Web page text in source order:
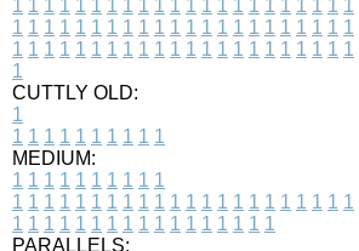
1 1 1 1 1 1 1 1 1 1 1 1 1 1 1 1 1 1 1 1 1 1
1 1 1 1 1 1 1 1 1 1 1 1 1 1 1 1 1 1 1 1 1 1
1 1 1 1 1 1 1 1 1 1 1 1 1 1 1 1 1 1 1 1 1 1
1
CUTTLY OLD:
1
1 1 1 1 1 1 1 1 1 1
MEDIUM:
1 1 1 1 1 1 1 1 1 1
1 1 1 1 1 1 1 1 1 1 1 1 1 1 1 1 1 1 1 1 1 1
1 1 1 1 1 1 1 1 1 1 1 1 1 1 1 1 1
PARALLELS: